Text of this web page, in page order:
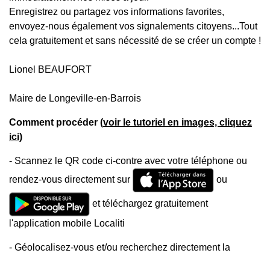
Enregistrez ou partagez vos informations favorites,
envoyez-nous également vos signalements citoyens...Tout
cela gratuitement et sans nécessité de se créer un compte !
Lionel BEAUFORT
Maire de Longeville-en-Barrois
Comment procéder (voir le tutoriel en images, cliquez
ici)
- Scannez le QR code ci-contre avec votre téléphone ou
rendez-vous directement sur
ou
et téléchargez gratuitement
l'application mobile Localiti
- Géolocalisez-vous et/ou recherchez directement la